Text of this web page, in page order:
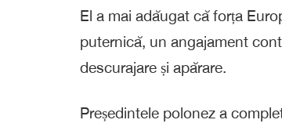
El a mai adăugat că forța
puternică, un angajament
descurajare și apărare.
Președintele polonez a